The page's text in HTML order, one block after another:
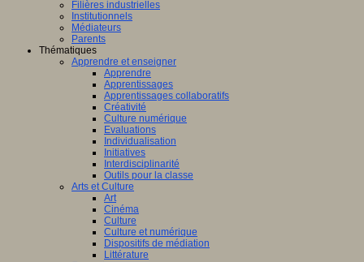
Filières industrielles
Institutionnels
Médiateurs
Parents
Thématiques
Apprendre et enseigner
Apprendre
Apprentissages
Apprentissages collaboratifs
Créativité
Culture numérique
Evaluations
Individualisation
Initiatives
Interdisciplinarité
Outils pour la classe
Arts et Culture
Art
Cinéma
Culture
Culture et numérique
Dispositifs de médiation
Littérature